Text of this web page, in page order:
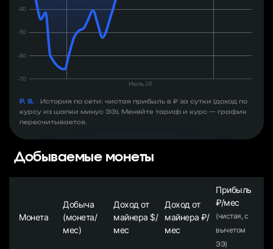
P. S.
История по сети: чистая прибыль в ₽ за сутки (доход по
курсу из шапки минус ЭЭ). Меняйте тариф и курс — график
пересчитывается.
Добываемые монеты
Монета
Добыча
(монета/
мес)
Доход от
майнера $/
мес
Доход от
майнера ₽/
мес
Прибыль
₽/мес
(чистая, с
вычетом
ЭЭ)